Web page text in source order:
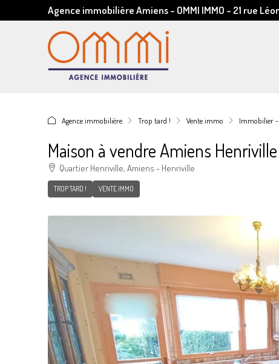
Agence immobilière Amiens - OMMI IMMO - 21 rue
Agence immobilière Trop tard ! Vente immo Immobilier -
Maison à vendre Amiens
Quartier Henriville, Amiens - Henriville
TROP TARD ! VENTE IMMO